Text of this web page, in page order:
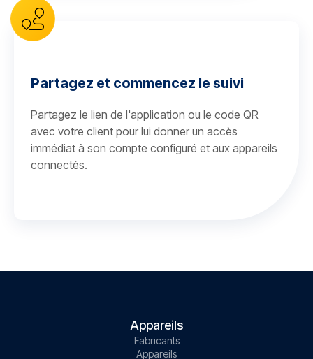
Partagez et commencez le suivi
Partagez le lien de l'application ou le code QR
avec votre client pour lui donner un accès
immédiat à son compte configuré et aux appareils
connectés.
Appareils
Fabricants
Appareils